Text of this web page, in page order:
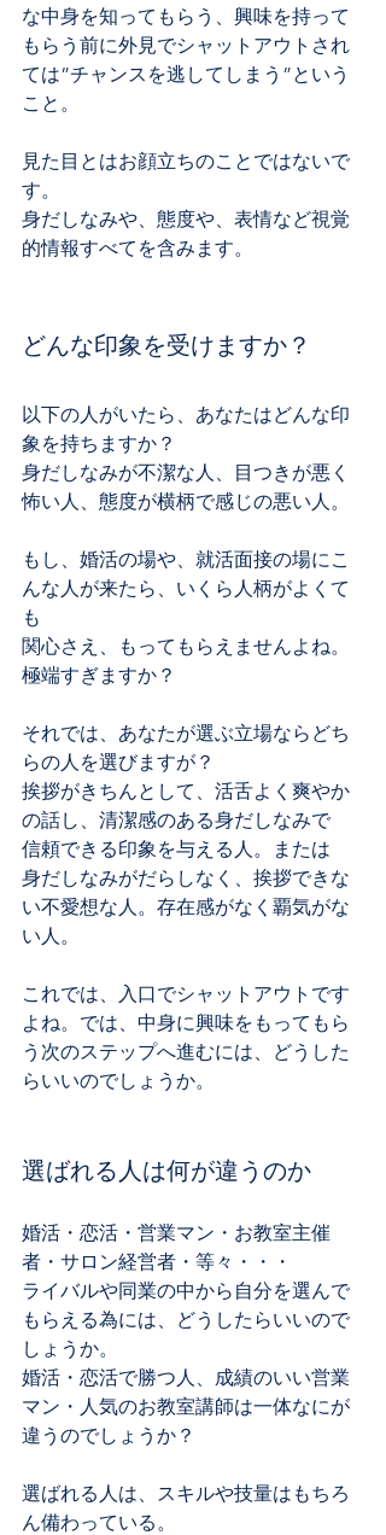
な中身を知ってもらう、興味を持って
もらう前に外見でシャットアウトされ
ては”チャンスを逃してしまう”という
こと。
見た目とはお顔立ちのことではないで
す。
身だしなみや、態度や、表情など視覚
的情報すべてを含みます。
どんな印象を受けますか？
以下の人がいたら、あなたはどんな印
象を持ちますか？
身だしなみが不潔な人、目つきが悪く
怖い人、態度が横柄で感じの悪い人。
もし、婚活の場や、就活面接の場にこ
んな人が来たら、いくら人柄がよくて
も
関心さえ、もってもらえませんよね。
極端すぎますか？
それでは、あなたが選ぶ立場ならどち
らの人を選びますが？
挨拶がきちんとして、活舌よく爽やか
の話し、清潔感のある身だしなみで
信頼できる印象を与える人。または
身だしなみがだらしなく、挨拶できな
い不愛想な人。存在感がなく覇気がな
い人。
これでは、入口でシャットアウトです
よね。では、中身に興味をもってもら
う次のステップへ進むには、どうした
らいいのでしょうか。
選ばれる人は何が違うのか
婚活・恋活・営業マン・お教室主催
者・サロン経営者・等々・・・
ライバルや同業の中から自分を選んで
もらえる為には、どうしたらいいので
しょうか。
婚活・恋活で勝つ人、成績のいい営業
マン・人気のお教室講師は一体なにが
違うのでしょうか？
選ばれる人は、スキルや技量はもちろ
ん備わっている。